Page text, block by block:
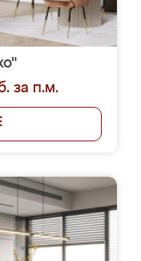
за п.м.